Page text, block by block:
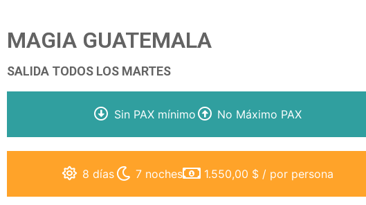
MAGIA GUATEMALA
SALIDA TODOS LOS MARTES
Sin PAX mínimo No Máximo PAX
8 días 7 noches 1.550,00 $ / por persona